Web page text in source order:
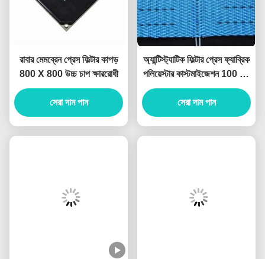
রাবার মেমব্রেন প্রেস ফিল্টার কাপড়
800 X 800 উচ্চ চাপ ক্ষাররোধী
সেরা দাম পান
অ্যান্টিস্ট্যাটিক ফিল্টার প্রেস ফ্যাব্রিক
পলিয়েস্টার কাস্টমাইজেশন 100 মি /
রোল
সেরা দাম পান